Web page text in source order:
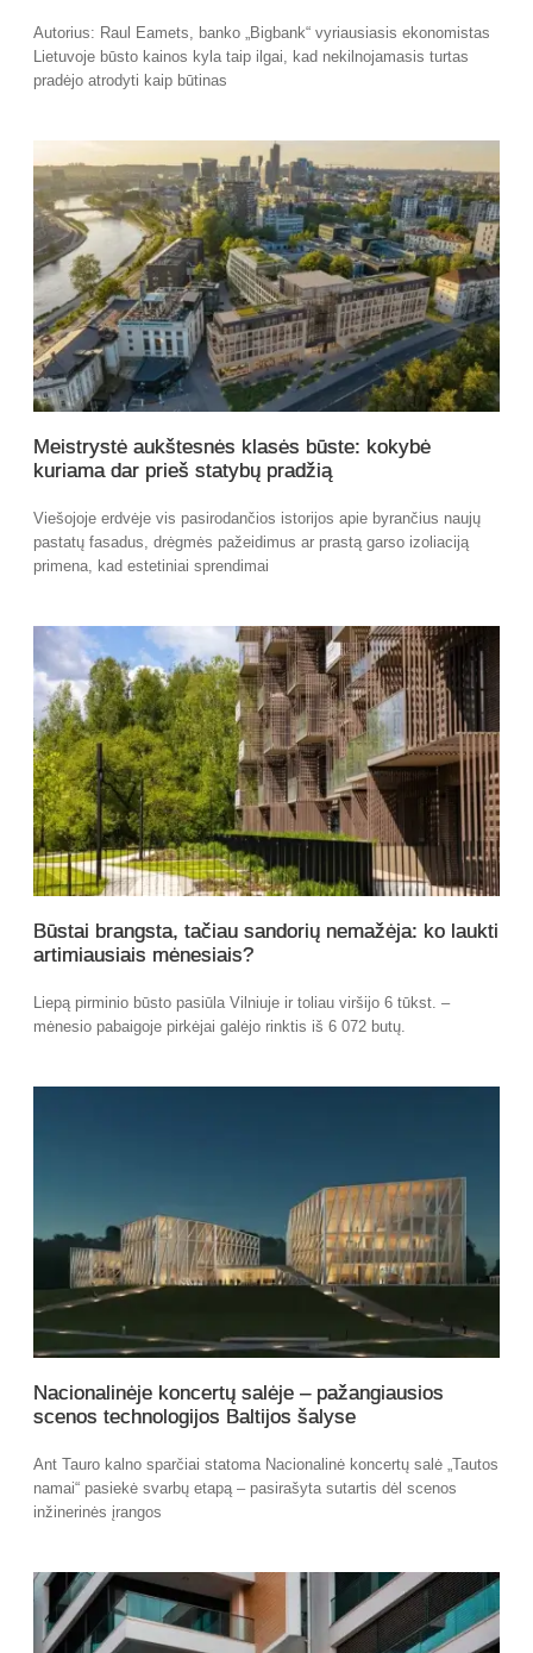
Autorius: Raul Eamets, banko „Bigbank“ vyriausiasis ekonomistas
Lietuvoje būsto kainos kyla taip ilgai, kad nekilnojamasis turtas
pradėjo atrodyti kaip būtinas
Meistrystė aukštesnės klasės būste: kokybė
kuriama dar prieš statybų pradžią
Viešojoje erdvėje vis pasirodančios istorijos apie byrančius naujų
pastatų fasadus, drėgmės pažeidimus ar prastą garso izoliaciją
primena, kad estetiniai sprendimai
Būstai brangsta, tačiau sandorių nemažėja: ko laukti
artimiausiais mėnesiais?
Liepą pirminio būsto pasiūla Vilniuje ir toliau viršijo 6 tūkst. –
mėnesio pabaigoje pirkėjai galėjo rinktis iš 6 072 butų.
Nacionalinėje koncertų salėje – pažangiausios
scenos technologijos Baltijos šalyse
Ant Tauro kalno sparčiai statoma Nacionalinė koncertų salė „Tautos
namai“ pasiekė svarbų etapą – pasirašyta sutartis dėl scenos
inžinerinės įrangos